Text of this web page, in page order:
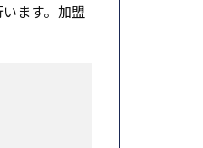
ます。加盟